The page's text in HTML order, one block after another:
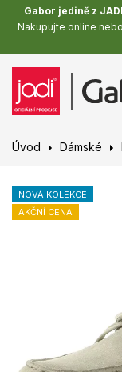
Gabor jedině z
Nakupujte online
Úvod Dámské
NOVÁ KOLEKCE
AKČNÍ CENA